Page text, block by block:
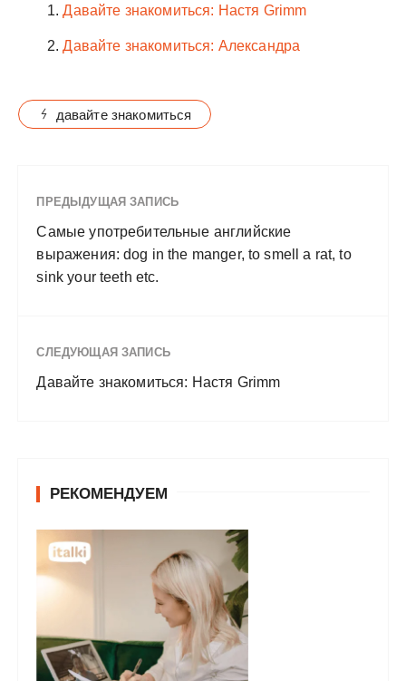
Давайте знакомиться: Настя Grimm
Давайте знакомиться: Александра
давайте знакомиться
ПРЕДЫДУЩАЯ ЗАПИСЬ
Самые употребительные английские
выражения: dog in the manger, to smell a rat, to
sink your teeth etc.
СЛЕДУЮЩАЯ ЗАПИСЬ
Давайте знакомиться: Настя Grimm
РЕКОМЕНДУЕМ